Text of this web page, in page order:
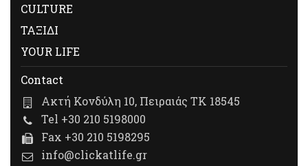
CULTURE
ΤΑΞΙΔΙ
YOUR LIFE
Contact
Ακτή Κονδύλη 10, Πειραιάς ΤΚ 18545
Tel +30 210 5198000
Fax +30 210 5198295
info@clickatlife.gr